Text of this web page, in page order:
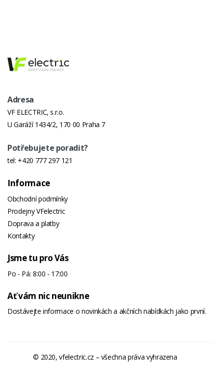
Adresa
VF ELECTRIC, s.r.o.
U Garáží 1434/2, 170 00 Praha 7
Potřebujete poradit?
tel: +420 777 297 121
Informace
Obchodní podmínky
Prodejny VFelectric
Doprava a platby
Kontakty
Jsme tu pro Vás
Po - Pá: 8:00 - 17:00
Ať vám nic neunikne
Dostávejte informace o novinkách a akčních nabídkách jako první.
© 2020, vfelectric.cz – všechna práva vyhrazena